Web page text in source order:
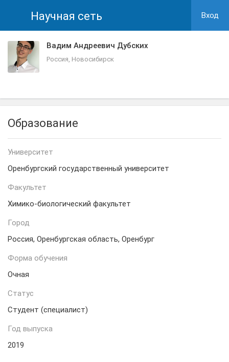
Научная сеть Вход
Вадим Андреевич Дубских
Россия, Новосибирск
Образование
Университет
Оренбургский государственный университет
Факультет
Химико-биологический факультет
Город
Россия, Оренбургская область, Оренбург
Форма обучения
Очная
Статус
Студент (специалист)
Год выпуска
2019